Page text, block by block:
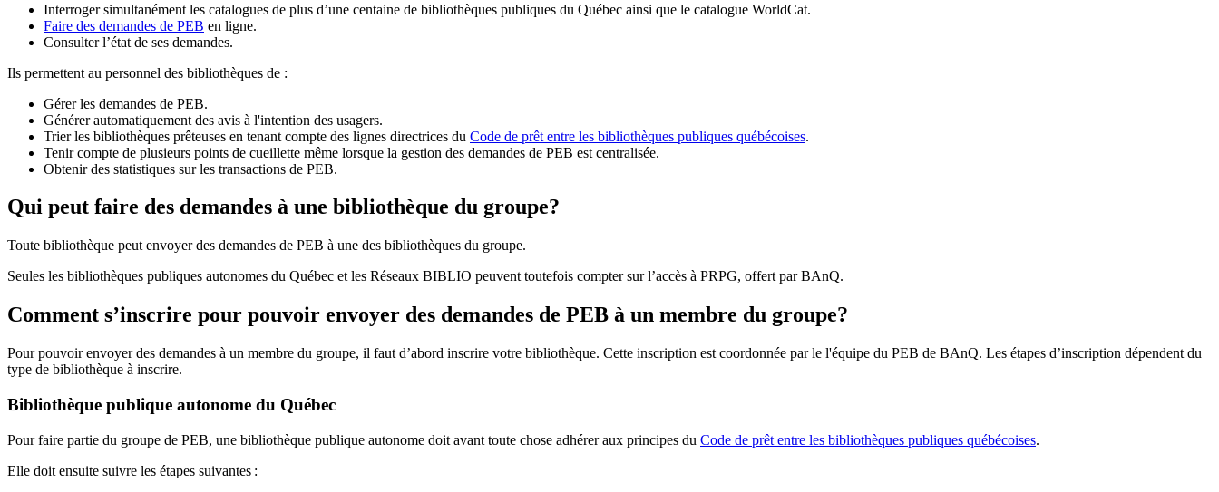
Interroger simultanément les catalogues de plus d’une centaine de bibliothèques publiques du Québec ainsi que le catalogue WorldCat.
Faire des demandes de PEB en ligne.
Consulter l’état de ses demandes.
Ils permettent au personnel des bibliothèques de :
Gérer les demandes de PEB.
Générer automatiquement des avis à l'intention des usagers.
Trier les bibliothèques prêteuses en tenant compte des lignes directrices du Code de prêt entre les bibliothèques publiques québécoises.
Tenir compte de plusieurs points de cueillette même lorsque la gestion des demandes de PEB est centralisée.
Obtenir des statistiques sur les transactions de PEB.
Qui peut faire des demandes à une bibliothèque du groupe?
Toute bibliothèque peut envoyer des demandes de PEB à une des bibliothèques du groupe.
Seules les bibliothèques publiques autonomes du Québec et les Réseaux BIBLIO peuvent toutefois compter sur l’accès à PRPG, offert par BAnQ.
Comment s’inscrire pour pouvoir envoyer des demandes de PEB à un membre du groupe?
Pour pouvoir envoyer des demandes à un membre du groupe, il faut d’abord inscrire votre bibliothèque. Cette inscription est coordonnée par le l'équipe du PEB de BAnQ. Les étapes d’inscription dépendent du
type de bibliothèque à inscrire.
Bibliothèque publique autonome du Québec
Pour faire partie du groupe de PEB, une bibliothèque publique autonome doit avant toute chose adhérer aux principes du Code de prêt entre les bibliothèques publiques québécoises.
Elle doit ensuite suivre les étapes suivantes :